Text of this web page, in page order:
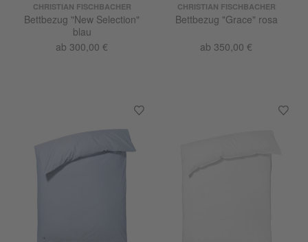
CHRISTIAN FISCHBACHER
Bettbezug "New Selection"
blau
ab 300,00 €
CHRISTIAN FISCHBACHER
Bettbezug "Grace" rosa
ab 350,00 €